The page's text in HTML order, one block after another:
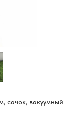
сачок, вакуумный